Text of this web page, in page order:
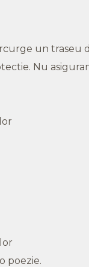
un traseu
Nu
poezie.